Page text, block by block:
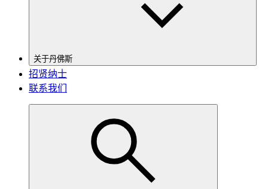
关于丹佛斯
招贤纳士
联系我们